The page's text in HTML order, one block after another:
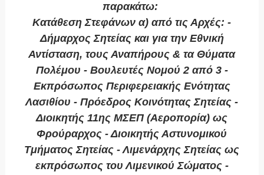
παρακάτω:
Κατάθεση Στεφάνων α) από τις Αρχές: -
Δήμαρχος Σητείας και για την Εθνική
Αντίσταση, τους Αναπήρους & τα Θύματα
Πολέμου - Βουλευτές Νομού 2 από 3 -
Εκπρόσωπος Περιφερειακής Ενότητας
Λασιθίου - Πρόεδρος Κοινότητας Σητείας -
Διοικητής 11ης ΜΣΕΠ (Αεροπορία) ως
Φρούραρχος - Διοικητής Αστυνομικού
Τμήματος Σητείας - Λιμενάρχης Σητείας ως
εκπρόσωπος του Λιμενικού Σώματος -